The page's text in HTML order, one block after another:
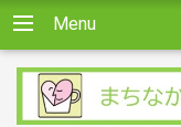
Menu